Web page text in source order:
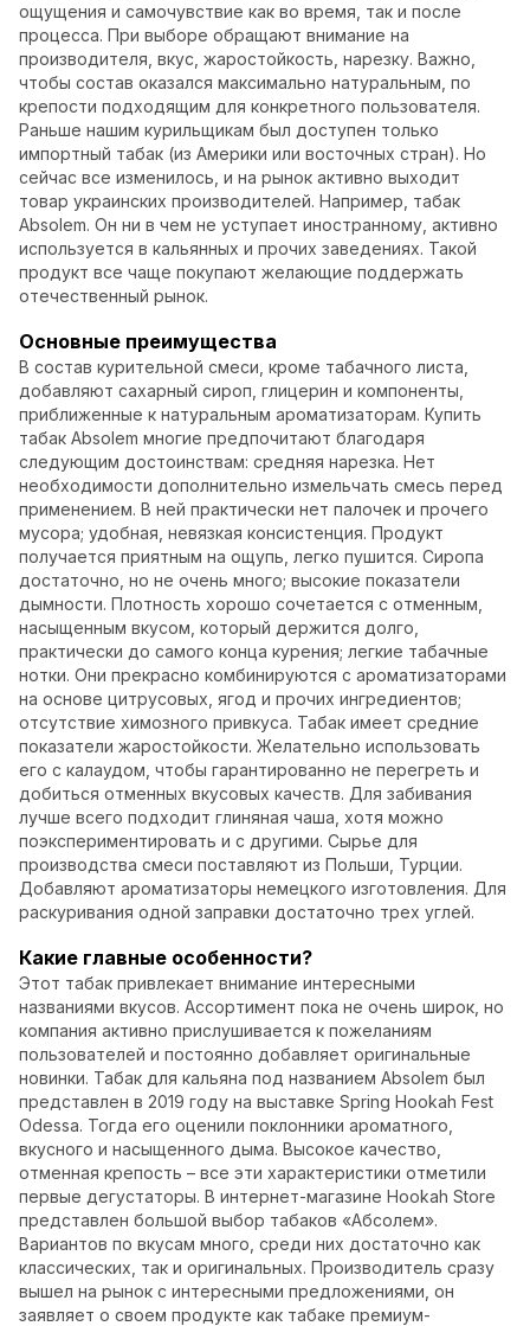
ощущения и самочувствие как во время, так и после
процесса. При выборе обращают внимание на
производителя, вкус, жаростойкость, нарезку. Важно,
чтобы состав оказался максимально натуральным, по
крепости подходящим для конкретного пользователя.
Раньше нашим курильщикам был доступен только
импортный табак (из Америки или восточных стран). Но
сейчас все изменилось, и на рынок активно выходит
товар украинских производителей. Например, табак
Absolem. Он ни в чем не уступает иностранному, активно
используется в кальянных и прочих заведениях. Такой
продукт все чаще покупают желающие поддержать
отечественный рынок.
Основные преимущества
В состав курительной смеси, кроме табачного листа,
добавляют сахарный сироп, глицерин и компоненты,
приближенные к натуральным ароматизаторам. Купить
табак Absolem многие предпочитают благодаря
следующим достоинствам: средняя нарезка. Нет
необходимости дополнительно измельчать смесь перед
применением. В ней практически нет палочек и прочего
мусора; удобная, невязкая консистенция. Продукт
получается приятным на ощупь, легко пушится. Сиропа
достаточно, но не очень много; высокие показатели
дымности. Плотность хорошо сочетается с отменным,
насыщенным вкусом, который держится долго,
практически до самого конца курения; легкие табачные
нотки. Они прекрасно комбинируются с ароматизаторами
на основе цитрусовых, ягод и прочих ингредиентов;
отсутствие химозного привкуса. Табак имеет средние
показатели жаростойкости. Желательно использовать
его с калаудом, чтобы гарантированно не перегреть и
добиться отменных вкусовых качеств. Для забивания
лучше всего подходит глиняная чаша, хотя можно
поэкспериментировать и с другими. Сырье для
производства смеси поставляют из Польши, Турции.
Добавляют ароматизаторы немецкого изготовления. Для
раскуривания одной заправки достаточно трех углей.
Какие главные особенности?
Этот табак привлекает внимание интересными
названиями вкусов. Ассортимент пока не очень широк, но
компания активно прислушивается к пожеланиям
пользователей и постоянно добавляет оригинальные
новинки. Табак для кальяна под названием Absolem был
представлен в 2019 году на выставке Spring Hookah Fest
Odessa. Тогда его оценили поклонники ароматного,
вкусного и насыщенного дыма. Высокое качество,
отменная крепость – все эти характеристики отметили
первые дегустаторы. В интернет-магазине Hookah Store
представлен большой выбор табаков «Абсолем».
Вариантов по вкусам много, среди них достаточно как
классических, так и оригинальных. Производитель сразу
вышел на рынок с интересными предложениями, он
заявляет о своем продукте как табаке премиум-